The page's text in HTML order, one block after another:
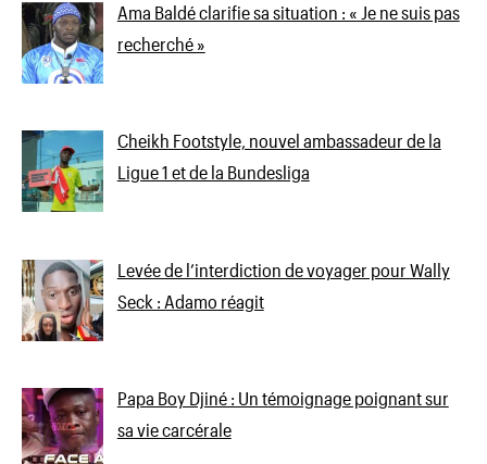
Ama Baldé clarifie sa situation : « Je ne suis pas
recherché »
Cheikh Footstyle, nouvel ambassadeur de la
Ligue 1 et de la Bundesliga
Levée de l’interdiction de voyager pour Wally
Seck : Adamo réagit
Papa Boy Djiné : Un témoignage poignant sur
sa vie carcérale